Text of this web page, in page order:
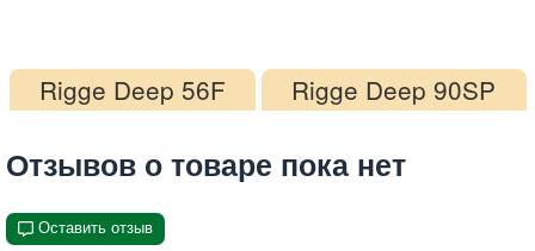
Rigge Deep 56F Rigge Deep 90SP
Отзывов о товаре пока нет
Оставить отзыв